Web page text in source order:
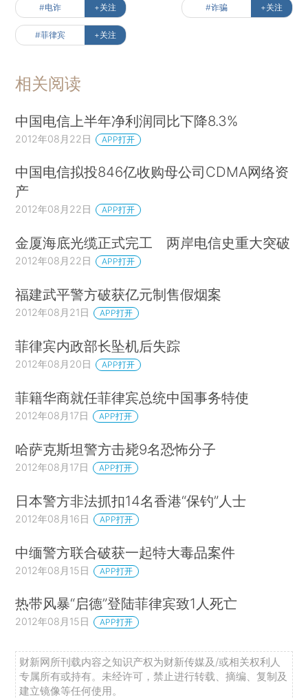
#电诈 +关注 #诈骗 +关注
#菲律宾 +关注
相关阅读
中国电信上半年净利润同比下降8.3%
2012年08月22日 APP打开
中国电信拟投846亿收购母公司CDMA网络资
产
2012年08月22日 APP打开
金厦海底光缆正式完工 两岸电信史重大突破
2012年08月22日 APP打开
福建武平警方破获亿元制售假烟案
2012年08月21日 APP打开
菲律宾内政部长坠机后失踪
2012年08月20日 APP打开
菲籍华商就任菲律宾总统中国事务特使
2012年08月17日 APP打开
哈萨克斯坦警方击毙9名恐怖分子
2012年08月17日 APP打开
日本警方非法抓扣14名香港“保钓”人士
2012年08月16日 APP打开
中缅警方联合破获一起特大毒品案件
2012年08月15日 APP打开
热带风暴“启德”登陆菲律宾致1人死亡
2012年08月15日 APP打开
财新网所刊载内容之知识产权为财新传媒及/或相关权利人
专属所有或持有。未经许可，禁止进行转载、摘编、复制及
建立镜像等任何使用。